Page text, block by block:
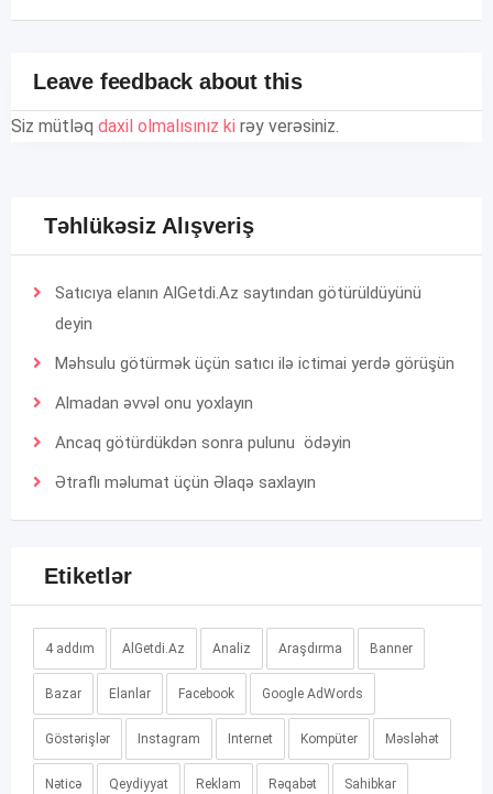
Leave feedback about this
Siz mütləq daxil olmalısınız ki rəy verəsiniz.
Təhlükəsiz Alışveriş
Satıcıya elanın AlGetdi.Az saytından götürüldüyünü
deyin
Məhsulu götürmək üçün satıcı ilə ictimai yerdə görüşün
Almadan əvvəl onu yoxlayın
Ancaq götürdükdən sonra pulunu ödəyin
Ətraflı məlumat üçün Əlaqə saxlayın
Etiketlər
4 addım AlGetdi.Az Analiz Araşdırma Banner
Bazar Elanlar Facebook Google AdWords
Göstərişlər Instagram Internet Kompüter Məsləhət
Nəticə Qeydiyyat Reklam Rəqabət Sahibkar